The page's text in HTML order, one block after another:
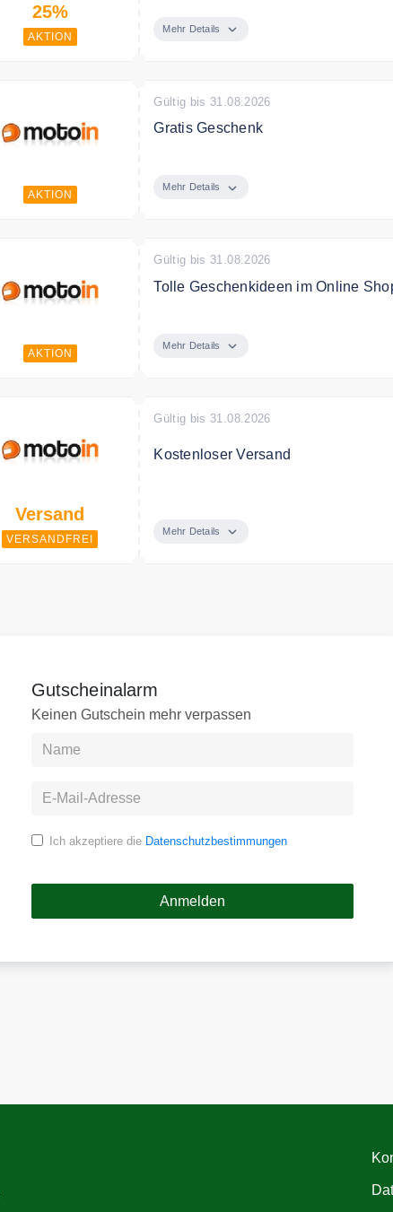
25%
AKTION
Mehr Details
AKTION
Gültig bis 31.08.2026
Gratis Geschenk
Ob praktisches Zubehör für
Nur solange der Vorrat reicht
Mehr Details
AKTION
Gültig bis 31.08.2026
Tolle Geschenkideen im Online
Mehr Details
Versand
VERSANDFREI
Gültig bis 31.08.2026
Kostenloser Versand
Mehr Details
Gutscheinalarm
Keinen Gutschein mehr verpassen
Ich akzeptiere die Datenschutzbestimmungen